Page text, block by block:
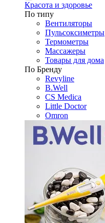
Красота и здоровье
По типу
Вентиляторы
Пульсоксиметры
Термометры
Массажеры
Товары для дома
По Бренду
Revyline
B.Well
CS Medica
Little Doctor
Omron